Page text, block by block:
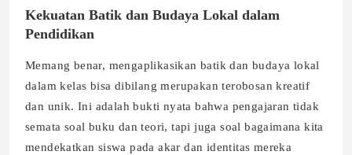
Kekuatan Batik dan Budaya Lokal dalam
Pendidikan
Memang benar, mengaplikasikan batik dan budaya lokal
dalam kelas bisa dibilang merupakan terobosan kreatif
dan unik. Ini adalah bukti nyata bahwa pengajaran tidak
semata soal buku dan teori, tapi juga soal bagaimana kita
mendekatkan siswa pada akar dan identitas mereka